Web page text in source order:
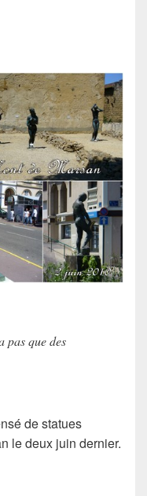
pas que des
de statues
le deux juin dernier.